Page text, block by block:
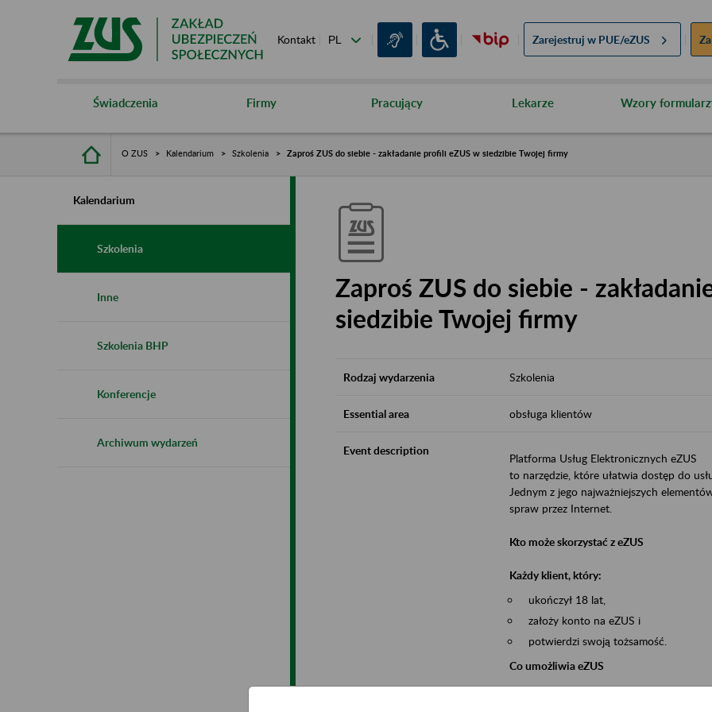
Kontakt Zarejestruj w PUE/eZUS
Świadczenia Firmy Pracujący Lekarze Wzory
O ZUS Kalendarium Szkolenia Zaproś ZUS do siebie - zakładanie profili eZUS w siedzibie Twojej firmy
Kalendarium
Szkolenia
Inne
Szkolenia BHP
Konferencje
Archiwum wydarzeń
Zaproś ZUS do siebie -
siedzibie Twojej firmy
Rodzaj wydarzenia Szkolenia
Essential area obsługa klientów
Event description
Platforma Usług Elektronicznych eZUS
to narzędzie, które ułatwia dostęp do
Jednym z jego najważniejszych
spraw przez Internet.
Kto może skorzystać z eZUS
Każdy klient, który:
ukończył 18 lat,
założy konto na eZUS i
potwierdzi swoją tożsamość.
Co umożliwia eZUS
wgląd do danych zgromadzonych w